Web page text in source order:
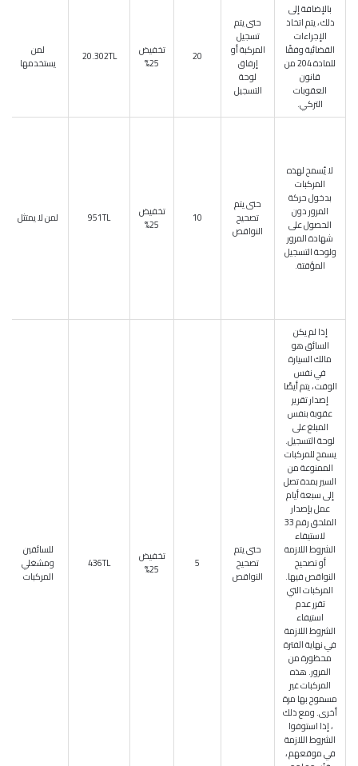
بالإضافة إلى
ذلك ، يتم اتخاذ
الإجراءات
القضائية وفقًا
للمادة 204 من
قانون
العقوبات
التركي.
حتى يتم
تسجيل
المركبة أو
إرفاق
لوحة
التسجيل
20
تخفيض
25%
20.302TL
لمن
يستخدمها
لا يُسمح لهذه
المركبات
بدخول حركة
المرور دون
الحصول على
شهادة المرور
ولوحة التسجيل
المؤقتة.
حتى يتم
تصحيح
النواقص
10
تخفيض
25%
951TL لمن لا يمتثل
إذا لم يكن
السائق هو
مالك السيارة
في نفس
الوقت ، يتم أيضًا
إصدار تقرير
عقوبة بنفس
المبلغ على
لوحة التسجيل.
يسمح للمركبات
الممنوعة من
السير بمدة تصل
إلى سبعة أيام
عمل بإصدار
الملحق رقم 33
لاستيفاء
الشروط اللازمة
أو تصحيح
النواقص فيها.
المركبات التي
تقرر عدم
استيفاء
الشروط اللازمة
في نهاية الفترة
محظورة من
المرور. هذه
المركبات غير
مسموح بها مرة
أخرى. ومع ذلك
، إذا استوفوا
الشروط اللازمة
في موقعهم ،
حتى يتم
تصحيح
النواقص
5
تخفيض
25%
436TL
للسائقين
ومشغلي
المركبات